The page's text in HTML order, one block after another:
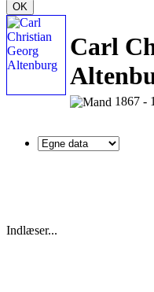
OK
Carl
1867 -
Indlæser...